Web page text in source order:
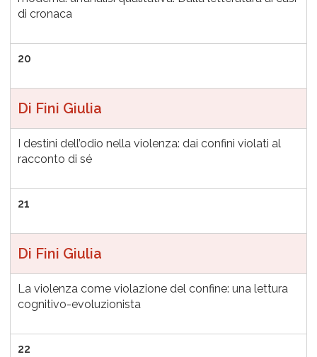
di cronaca
20
Di Fini Giulia
I destini dell’odio nella violenza: dai confini violati al
racconto di sé
21
Di Fini Giulia
La violenza come violazione del confine: una lettura
cognitivo-evoluzionista
22